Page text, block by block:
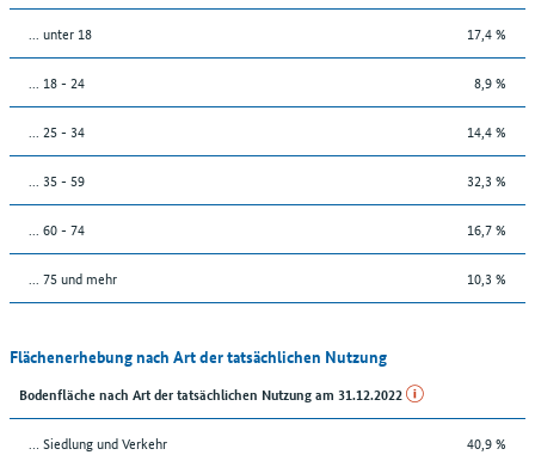
... unter 18 17,4 %
... 18 - 24 8,9 %
... 25 - 34 14,4 %
... 35 - 59 32,3 %
... 60 - 74 16,7 %
... 75 und mehr 10,3 %
Flächenerhebung nach Art der tatsächlichen Nutzung
Bodenfläche nach Art der tatsächlichen Nutzung am 31.12.2022
… Siedlung und Verkehr 40,9 %